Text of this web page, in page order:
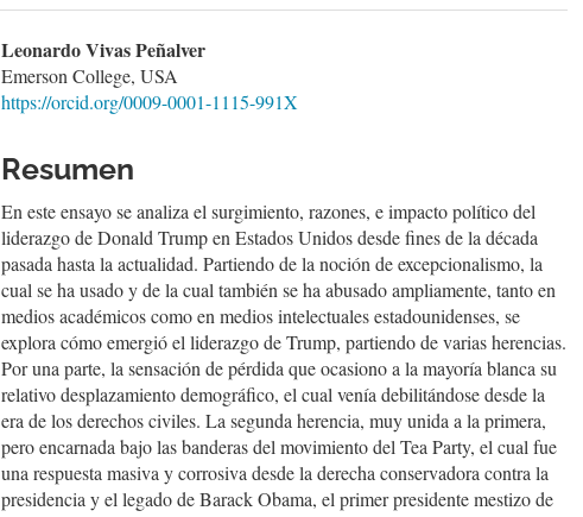
Contenido
principal
del
Leonardo Vivas Peñalver
Emerson College, USA
https://orcid.org/0009-0001-1115-991X
Resumen
En este ensayo se analiza el surgimiento, razones, e impacto político del
liderazgo de Donald Trump en Estados Unidos desde fines de la década
pasada hasta la actualidad. Partiendo de la noción de excepcionalismo, la
cual se ha usado y de la cual también se ha abusado ampliamente, tanto en
medios académicos como en medios intelectuales estadounidenses, se
explora cómo emergió el liderazgo de Trump, partiendo de varias herencias.
Por una parte, la sensación de pérdida que ocasiono a la mayoría blanca su
relativo desplazamiento demográfico, el cual venía debilitándose desde la
era de los derechos civiles. La segunda herencia, muy unida a la primera,
pero encarnada bajo las banderas del movimiento del Tea Party, el cual fue
una respuesta masiva y corrosiva desde la derecha conservadora contra la
presidencia y el legado de Barack Obama, el primer presidente mestizo de